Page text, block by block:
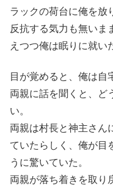
ラックの荷台に俺を放
反抗する気力も無いま
えつつ俺は眠りに就い
目が覚めると、俺は自
両親に話を聞くと、ど
い。
両親は村長と神主さん
ていたらしく、俺が目
うに驚いていた。
両親が落ち着きを取り